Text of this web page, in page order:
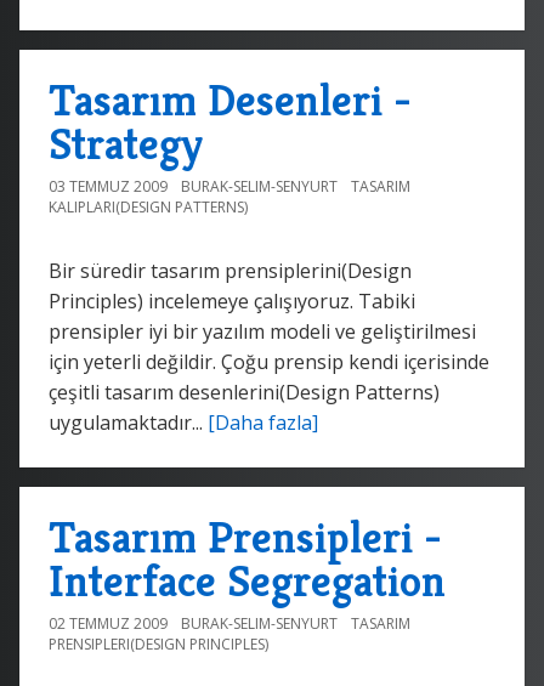
Tasarım Desenleri -
Strategy
03 TEMMUZ 2009 BURAK-SELIM-SENYURT
TASARIM
KALIPLARI(DESIGN PATTERNS)
Bir süredir tasarım prensiplerini(Design
Principles) incelemeye çalışıyoruz. Tabiki
prensipler iyi bir yazılım modeli ve geliştirilmesi
için yeterli değildir. Çoğu prensip kendi içerisinde
çeşitli tasarım desenlerini(Design Patterns)
uygulamaktadır... [Daha fazla]
Tasarım Prensipleri -
Interface Segregation
02 TEMMUZ 2009 BURAK-SELIM-SENYURT
TASARIM
PRENSIPLERI(DESIGN PRINCIPLES)